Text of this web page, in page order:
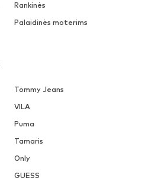
Rankinės
Palaidinės moterims
Tommy Jeans
VILA
Puma
Tamaris
Only
GUESS